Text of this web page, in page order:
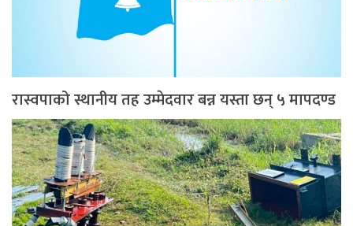
रास्वपाको स्थानीय तह उम्मेदवार बन्न यस्ता छन् ५ मापदण्ड